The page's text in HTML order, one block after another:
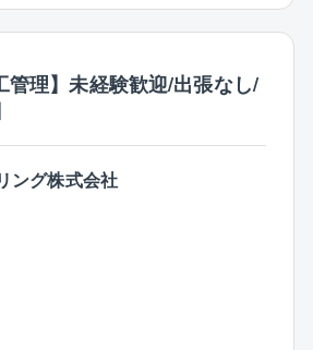
グループの商業施設ディベロッパ
ます。
える施設の運営管理実績があり、
模なものから地域に密着した施設
に携わっていただけます。
売上高5兆円を誇る業界トップクラ
安定した経営基盤もあるため、長
みがいていただける環境です。
、電気設備の施工管理業務に従事
ン・生産性を高めていく役割で
者、施主など、様々な関係者との
だきます。
万円から数十億円と様々で、新設
当していますので、あなたのキャ
携わりながら、ステップアップで
管理】未経験歓迎/出張なし/
ング株式会社